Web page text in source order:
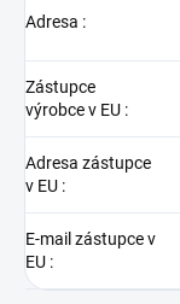
Adresa :
Zástupce
výrobce v EU :
Adresa zástupce
v EU :
E-mail zástupce v
EU :